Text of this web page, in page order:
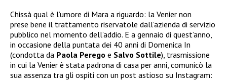
Chissà qual è l’umore di Mara a riguardo: la Venier non
prese bene il trattamento riservatole dall’azienda di servizio
pubblico nel momento dell’addio. E a gennaio di quest’anno,
in occasione della puntata dei 40 anni di Domenica In
(condotta da Paola Perego e Salvo Sottile), trasmissione
in cui la Venier è stata padrona di casa per anni, comunicò la
sua assenza tra gli ospiti con un post astioso su Instagram: